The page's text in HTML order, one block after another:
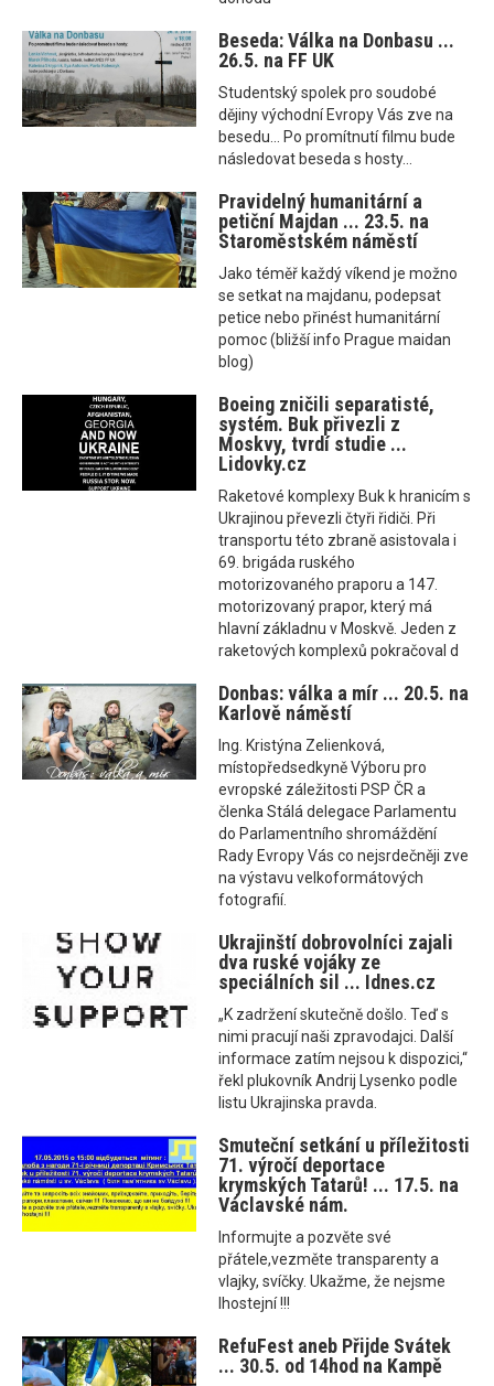
Beseda: Válka na Donbasu ...
26.5. na FF UK
Studentský spolek pro soudobé
dějiny východní Evropy Vás zve na
besedu... Po promítnutí filmu bude
následovat beseda s hosty...
Pravidelný humanitární a
petiční Majdan ... 23.5. na
Staroměstském náměstí
Jako téměř každý víkend je možno
se setkat na majdanu, podepsat
petice nebo přinést humanitární
pomoc (bližší info Prague maidan
blog)
Boeing zničili separatisté,
systém. Buk přivezli z
Moskvy, tvrdí studie ...
Lidovky.cz
Raketové komplexy Buk k hranicím s
Ukrajinou převezli čtyři řidiči. Při
transportu této zbraně asistovala i
69. brigáda ruského
motorizovaného praporu a ­147.
motorizovaný prapor, který má
hlavní základnu v Moskvě. Jeden z
raketových komplexů pokračoval d
Donbas: válka a mír ... 20.5. na
Karlově náměstí
Ing. Kristýna Zelienková,
místopředsedkyně Výboru pro
evropské záležitosti PSP ČR a
členka Stálá delegace Parlamentu
do Parlamentního shromáždění
Rady Evropy Vás co nejsrdečněji zve
na výstavu velkoformátových
fotografií.
Ukrajinští dobrovolníci zajali
dva ruské vojáky ze
speciálních sil ... Idnes.cz
„K zadržení skutečně došlo. Teď s
nimi pracují naši zpravodajci. Další
informace zatím nejsou k dispozici,“
řekl plukovník Andrij Lysenko podle
listu Ukrajinska pravda.
Smuteční setkání u příležitosti
71. výročí deportace
krymských Tatarů! ... 17.5. na
Václavské nám.
Informujte a pozvěte své
přátele,vezměte transparenty a
vlajky, svíčky. Ukažme, že nejsme
lhostejní !!!
RefuFest aneb Přijde Svátek
... 30.5. od 14hod na Kampě